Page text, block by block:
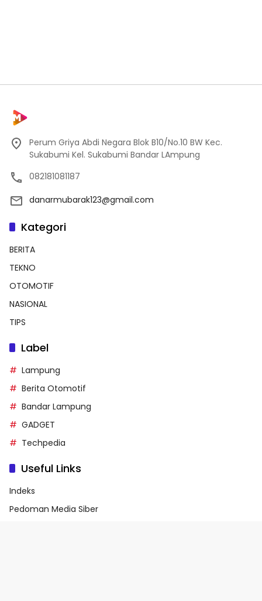
Perum Griya Abdi Negara Blok B10/No.10 BW Kec.
Sukabumi Kel. Sukabumi Bandar LAmpung
082181081187
danarmubarak123@gmail.com
Kategori
BERITA
TEKNO
OTOMOTIF
NASIONAL
TIPS
Label
Lampung
Berita Otomotif
Bandar Lampung
GADGET
Techpedia
Useful Links
Indeks
Pedoman Media Siber